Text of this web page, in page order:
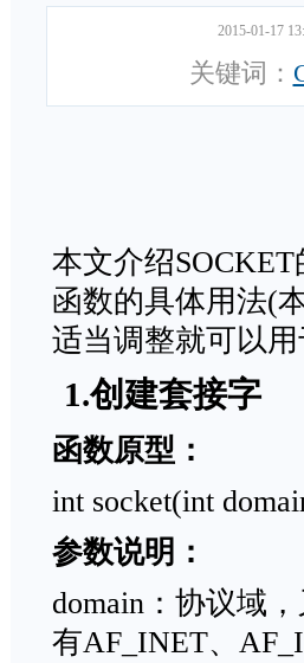
2015-01-17
关键词：
本文介绍
函数的具体用法(
适当调整就可以用
1.创建套接字
函数原型：
int socket(int
参数说明：
domain：协议域
有AF_INET、